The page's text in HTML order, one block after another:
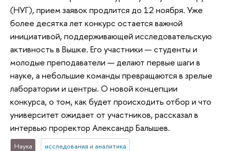
(НУГ), прием заявок продлится до 12 ноября. Уже
более десятка лет конкурс остается важной
инициативой, поддерживающей исследовательскую
активность в Вышке. Его участники — студенты и
молодые преподаватели — делают первые шаги в
науке, а небольшие команды превращаются в зрелые
лаборатории и центры. О новой концепции
конкурса, о том, как будет происходить отбор и что
университет ожидает от участников, рассказал в
интервью проректор Александр Балышев.
Наука исследования и аналитика